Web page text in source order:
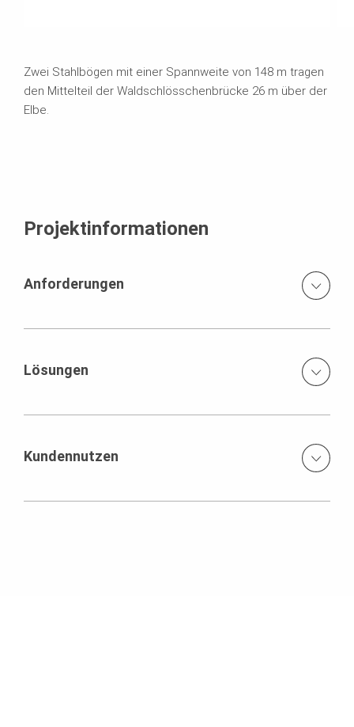
Zwei Stahlbögen mit einer Spannweite von 148 m tragen
den Mittelteil der Waldschlösschenbrücke 26 m über der
Elbe.
Projektinformationen
Anforderungen
Lösungen
Ingenieurbaukastens VARIOKIT
Kundennutzen